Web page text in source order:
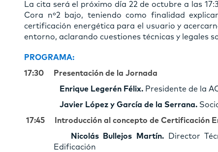
La cita será el próximo día 22 de octubre a las
Cora nº2 bajo, teniendo como finalidad
certificación energética para el usuario y
entorno, aclarando cuestiones técnicas y legales
PROGRAMA:
17:30 Presentación de la Jornada
Enrique Legerén Félix. Presidente de la
Javier López y García de la Serrana.
17:45 Introducción al concepto de Certificación
Nicolás Bullejos Martín.
Director
Edificación